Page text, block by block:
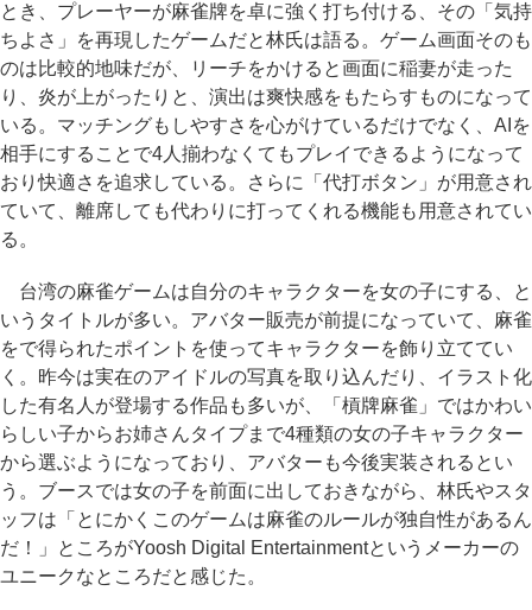
とき、プレーヤーが麻雀牌を卓に強く打ち付ける、その「気持
ちよさ」を再現したゲームだと林氏は語る。ゲーム画面そのも
のは比較的地味だが、リーチをかけると画面に稲妻が走った
り、炎が上がったりと、演出は爽快感をもたらすものになって
いる。マッチングもしやすさを心がけているだけでなく、AIを
相手にすることで4人揃わなくてもプレイできるようになって
おり快適さを追求している。さらに「代打ボタン」が用意され
ていて、離席しても代わりに打ってくれる機能も用意されてい
る。
台湾の麻雀ゲームは自分のキャラクターを女の子にする、と
いうタイトルが多い。アバター販売が前提になっていて、麻雀
をで得られたポイントを使ってキャラクターを飾り立ててい
く。昨今は実在のアイドルの写真を取り込んだり、イラスト化
した有名人が登場する作品も多いが、「槓牌麻雀」ではかわい
らしい子からお姉さんタイプまで4種類の女の子キャラクター
から選ぶようになっており、アバターも今後実装されるとい
う。ブースでは女の子を前面に出しておきながら、林氏やスタ
ッフは「とにかくこのゲームは麻雀のルールが独自性があるん
だ！」ところがYoosh Digital Entertainmentというメーカーの
ユニークなところだと感じた。